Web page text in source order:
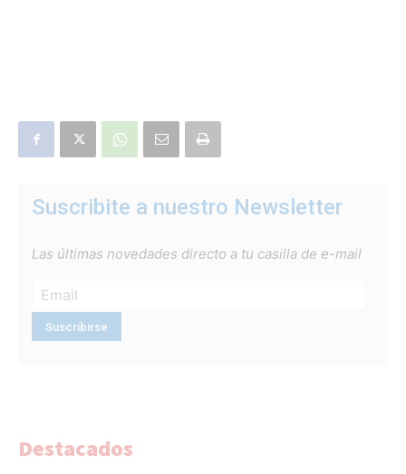
Suscribite a nuestro Newsletter
Las últimas novedades directo a tu casilla de e-mail
Destacados